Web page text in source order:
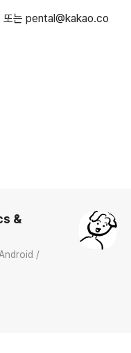
또는 pental@kakao.co
/